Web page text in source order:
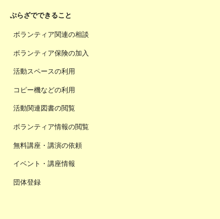
ぷらざでできること
ボランティア関連の相談
ボランティア保険の加入
活動スペースの利用
コピー機などの利用
活動関連図書の閲覧
ボランティア情報の閲覧
無料講座・講演の依頼
イベント・講座情報
団体登録